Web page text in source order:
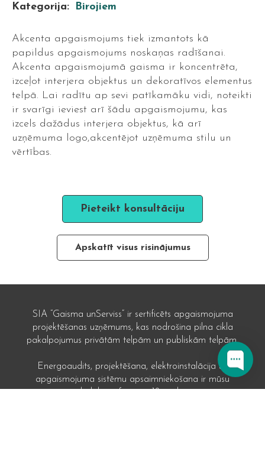
Kategorija: Birojiem
Akcenta apgaismojums tiek izmantots kā
papildus apgaismojums noskaņas radīšanai.
Akcenta apgaismojumā gaisma ir koncentrēta,
izceļot interjera objektus un dekoratīvos elementus
telpā. Lai radītu ap sevi patīkamāku vidi, noteikti
ir svarīgi ieviest arī šādu apgaismojumu, kas
izcels dažādus interjera objektus, kā arī
uzņēmuma logo,akcentējot uzņēmuma stilu un
vērtības.
Pieteikt konsultāciju
Apskatīt visus risinājumus
SIA “Gaisma unServiss” ir sertificēts apgaismojuma
projektēšanas uzņēmums, kas nodrošina pilna cikla
pakalpojumus privātām telpām un publiskām telpām.
Energoaudits, projektēšana, elektroinstalācija un
apgaismojuma sistēmu apsaimniekošana ir mūsu
darbības sfēra jau 12 gadus.